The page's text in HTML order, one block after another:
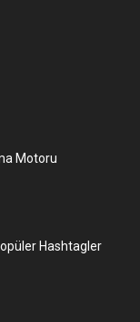
Motoru
Hashtagler